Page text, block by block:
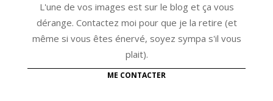
L'une de vos images est sur le blog et ça vous
dérange. Contactez moi pour que je la retire (et
même si vous êtes énervé, soyez sympa s'il vous
plait).
ME CONTACTER